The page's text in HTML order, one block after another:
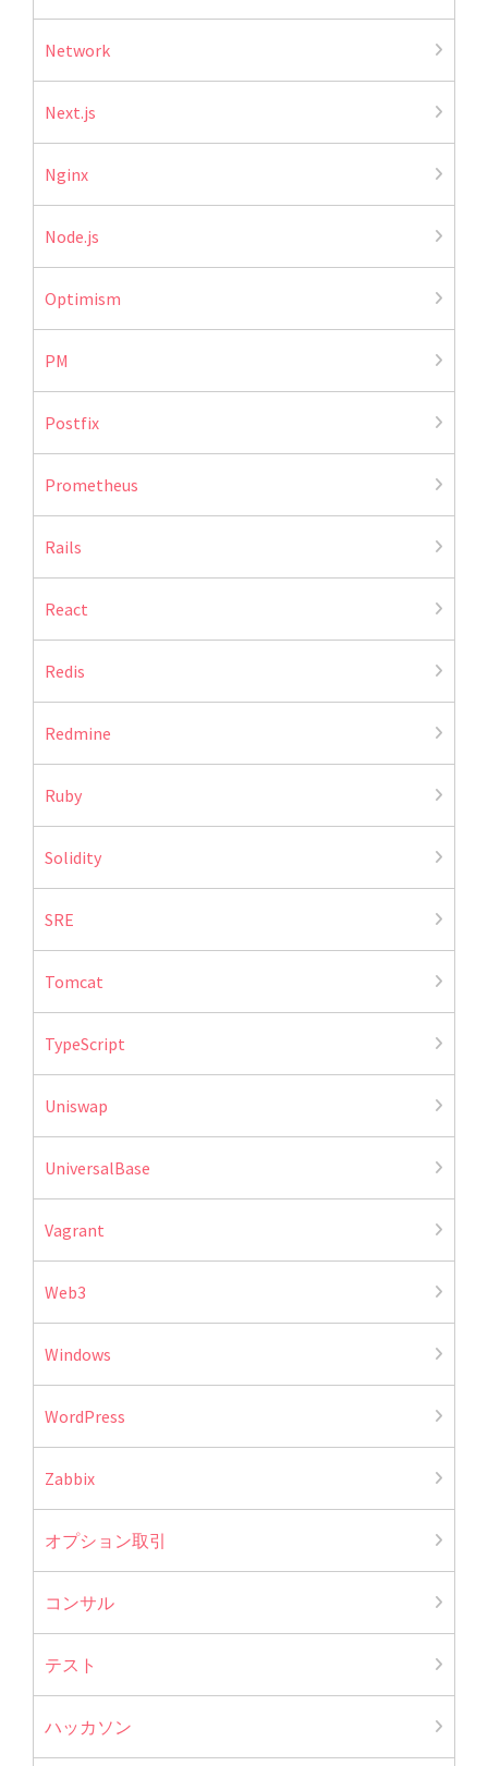
Network
Next.js
Nginx
Node.js
Optimism
PM
Postfix
Prometheus
Rails
React
Redis
Redmine
Ruby
Solidity
SRE
Tomcat
TypeScript
Uniswap
UniversalBase
Vagrant
Web3
Windows
WordPress
Zabbix
オプション取引
コンサル
テスト
ハッカソン